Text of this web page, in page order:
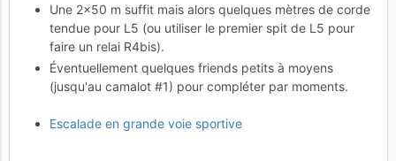
Une 2×50 m suffit mais alors quelques mètres de corde
tendue pour L5 (ou utiliser le premier spit de L5 pour
faire un relai R4bis).
Éventuellement quelques friends petits à moyens
(jusqu'au camalot #1) pour compléter par moments.
Escalade en grande voie sportive